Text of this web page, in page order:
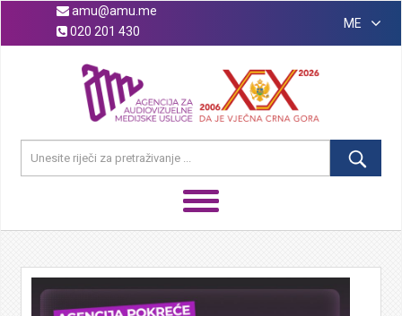
amu@amu.me
020 201 430
ME